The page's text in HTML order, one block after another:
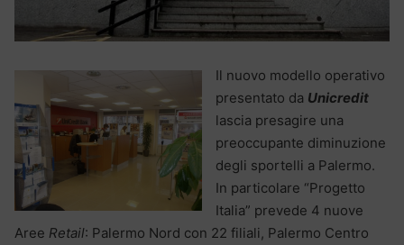
Il nuovo modello operativo
presentato da Unicredit
lascia presagire una
preoccupante diminuzione
degli sportelli a Palermo.
In particolare “Progetto
Italia” prevede 4 nuove
Aree Retail: Palermo Nord con 22 filiali, Palermo Centro